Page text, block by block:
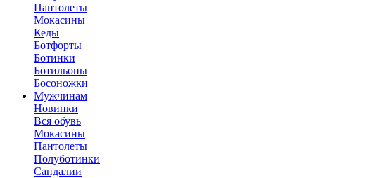
Пантолеты
Мокасины
Кеды
Ботфорты
Ботинки
Ботильоны
Босоножки
Мужчинам
Новинки
Вся обувь
Мокасины
Пантолеты
Полуботинки
Сандалии